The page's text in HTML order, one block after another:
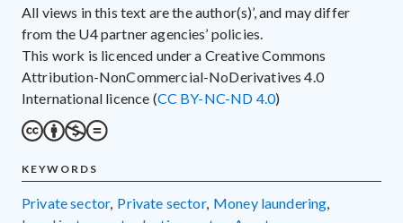
All views in this text are the author(s)’, and may differ
from the U4 partner agencies’ policies.
This work is licenced under a Creative Commons
Attribution-NonCommercial-NoDerivatives 4.0
International licence (CC BY-NC-ND 4.0)
KEYWORDS
private sector, private sector, money laundering,